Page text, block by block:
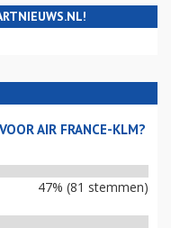
AIR FRANCE-KLM?
47% (81 stemmen)